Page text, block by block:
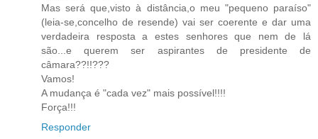
Mas será que,visto à distância,o meu "pequeno paraíso"
(leia-se,concelho de resende) vai ser coerente e dar uma
verdadeira resposta a estes senhores que nem de lá
são...e querem ser aspirantes de presidente de
câmara??!!???
Vamos!
A mudança é "cada vez" mais possível!!!!
Força!!!
Responder